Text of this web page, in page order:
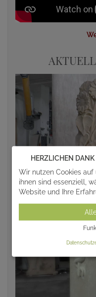
HERZLICHEN
Wir nutzen Cookies
ihnen sind essenziell,
Website und Ihre